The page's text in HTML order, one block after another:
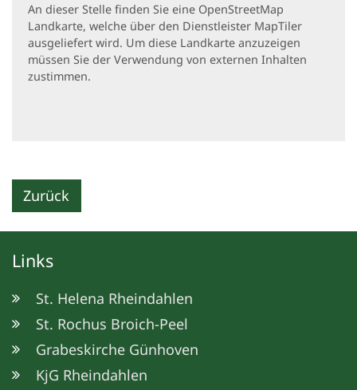
An dieser Stelle finden Sie eine OpenStreetMap
Landkarte, welche über den Dienstleister MapTiler
ausgeliefert wird. Um diese Landkarte anzuzeigen
müssen Sie der Verwendung von externen Inhalten
zustimmen.
Zurück
Links
St. Helena Rheindahlen
St. Rochus Broich-Peel
Grabeskirche Günhoven
KjG Rheindahlen